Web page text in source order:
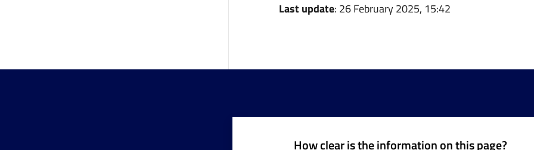
Last update: 26 February 2025, 15:42
How clear is the information on this page?